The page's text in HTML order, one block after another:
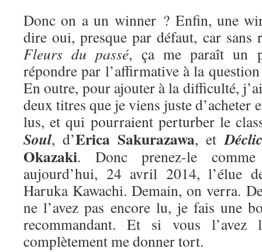
Donc on a un winner ? Enfin, une
dire oui, presque par défaut, car sans
Fleurs du passé, ça me paraît un
répondre par l’affirmative à la
En outre, pour ajouter à la difficulté,
deux titres que je viens juste d’acheter
lus, et qui pourraient perturber le
Soul, d’Erica Sakurazawa, et
Okazaki. Donc prenez-le
aujourd’hui, 24 avril 2014, l’élue
Haruka Kawachi. Demain, on verra.
ne l’avez pas encore lu, je fais une
recommandant. Et si vous l’avez
complètement me donner tort.